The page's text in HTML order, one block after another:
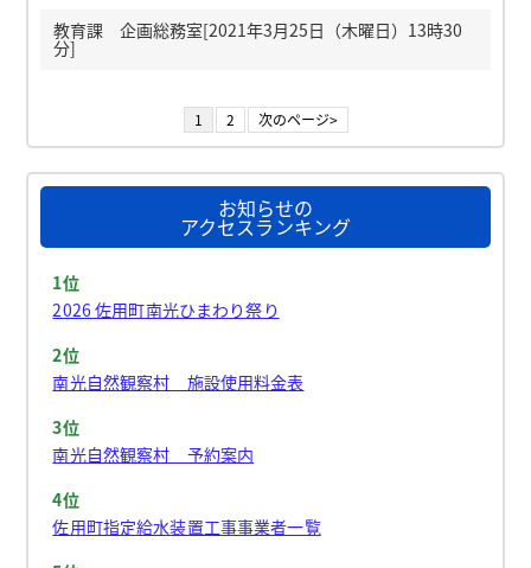
教育課 企画総務室[2021年3月25日（木曜日）13時30
分]
1 2 次のページ>
お知らせの
アクセスランキング
1位
2026 佐用町南光ひまわり祭り
2位
南光自然観察村 施設使用料金表
3位
南光自然観察村 予約案内
4位
佐用町指定給水装置工事事業者一覧